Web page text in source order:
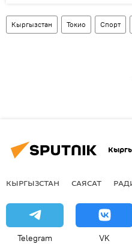
Кыргызстан Токио Спорт
КЫРГЫЗСТАН САЯСАТ
Telegram VK